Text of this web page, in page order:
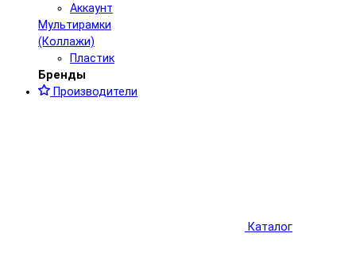
Аккаунт
Мультирамки
(Коллажи)
Пластик
Бренды
Производители
Каталог